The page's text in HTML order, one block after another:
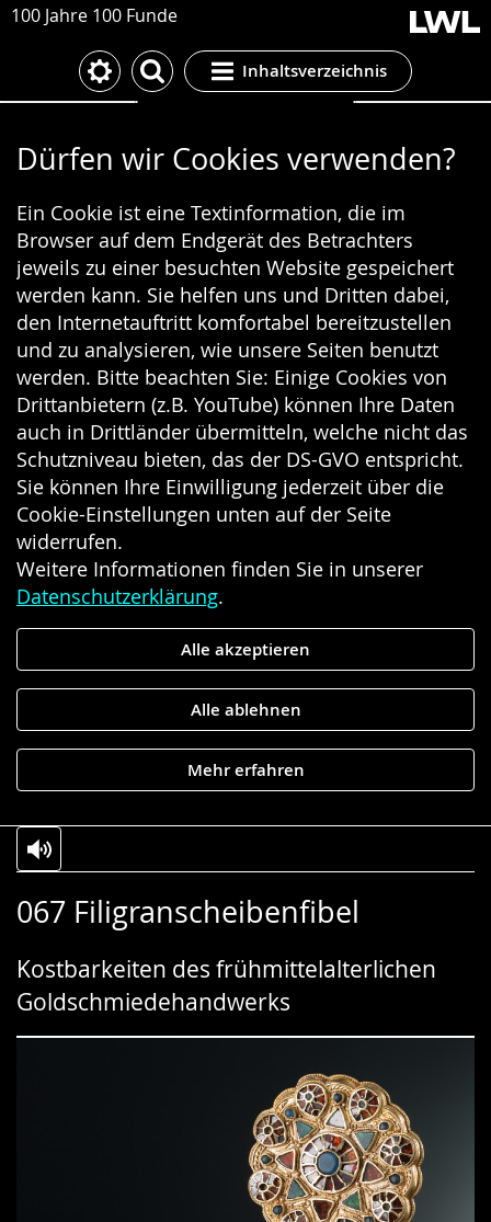
100 Jahre 100 Funde
Inhaltsverzeichnis
Cookie-Einstellungen
Dürfen wir Cookies verwenden?
Ein Cookie ist eine Textinformation, die im
Browser auf dem Endgerät des Betrachters
jeweils zu einer besuchten Website gespeichert
werden kann. Sie helfen uns und Dritten dabei,
den Internetauftritt komfortabel bereitzustellen
und zu analysieren, wie unsere Seiten benutzt
werden. Bitte beachten Sie: Einige Cookies von
Drittanbietern (z.B. YouTube) können Ihre Daten
auch in Drittländer übermitteln, welche nicht das
Schutzniveau bieten, das der DS-GVO entspricht.
Sie können Ihre Einwilligung jederzeit über die
Cookie-Einstellungen unten auf der Seite
widerrufen.
Weitere Informationen finden Sie in unserer
Datenschutzerklärung.
Alle akzeptieren
Alle ablehnen
Mehr erfahren
067 Filigranscheibenfibel
Kostbarkeiten des frühmittelalterlichen
Goldschmiedehandwerks
Leichten
wechseln.
Audio-
Video
Deutscher
Gebärdensprache
wird